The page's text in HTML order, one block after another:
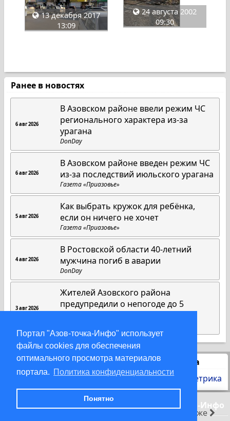
Портал "Азов-точка-Инфо" использует
файлы cookies для обеспечения
оптимального просмотра материалов
портала. Политика конфиденциальности
Понятно
позже
13 декабря 2017
13:09
24 августа 2002
09:30
Ранее в новостях
6 авг 2026
В Азовском районе ввели режим ЧС
регионального характера из-за
урагана
DonDay
6 авг 2026
В Азовском районе введен режим ЧС
из-за последствий июльского урагана
Газета «Приазовье»
5 авг 2026
Как выбрать кружок для ребёнка,
если он ничего не хочет
Газета «Приазовье»
4 авг 2026
В Ростовской области 40-летний
мужчина погиб в аварии
DonDay
3 авг 2026
Жителей Азовского района
предупредили о непогоде до 5
августа
Статистика
© 2000-2026 Азов-точка-Инфо